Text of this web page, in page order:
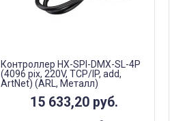
Контроллер HX-SPI-DMX-SL-4P
(4096 pix, 220V, TCP/IP, add,
ArtNet) (ARL, Металл)
15 633,20 руб.